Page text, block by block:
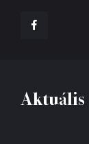
Aktuális